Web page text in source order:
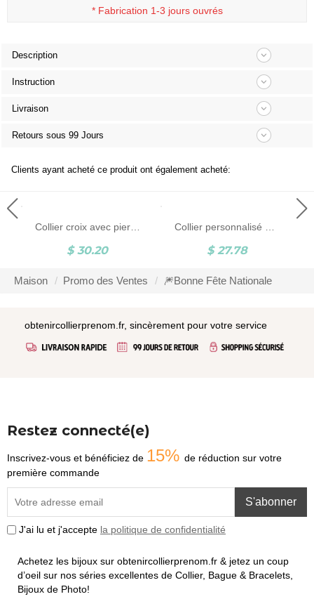
* Fabrication 1-3 jours ouvrés
Description
Instruction
Livraison
Retours sous 99 Jours
Clients ayant acheté ce produit ont également acheté:
Collier croix avec pierre de naissance personnalisé, collier crucifix délicat en argent sterling, cadeau de baptême/première communion, cadeau pour la famille/ami/femme
$ 30.20 $ 27.78
Maison Promo des Ventes 🎆Bonne Fête Nationale
obtenircollierprenom.fr, sincèrement pour votre service
Restez connecté(e)
Inscrivez-vous et bénéficiez de 15% de réduction sur votre
première commande
S'abonner
J'ai lu et j'accepte la politique de confidentialité
Achetez les bijoux sur obtenircollierprenom.fr & jetez un coup
d’oeil sur nos séries excellentes de Collier, Bague & Bracelets,
Bijoux de Photo!